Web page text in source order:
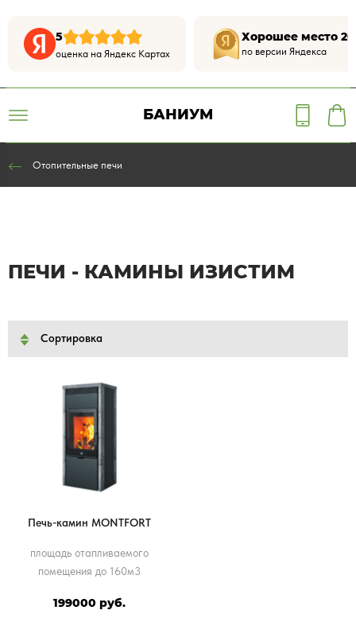
5
оценка на Яндекс Картах
Хорошее место
по версии Яндекса
БАНИУМ
Отопительные печи
ПЕЧИ - КАМИНЫ ИЗИСТИМ
Сортировка
Печь-камин MONTFORT
площадь отапливаемого
помещения до 160м3
199000 руб.